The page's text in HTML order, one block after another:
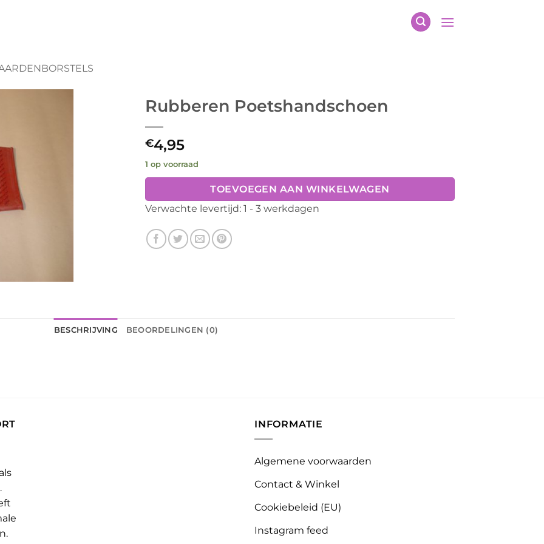
Rubberen Poetshandschoen
€4,95
1 op voorraad
TOEVOEGEN AAN WINKELWAGEN
Verwachte levertijd: 1 - 3 werkdagen
BESCHRIJVING BEOORDELINGEN (0)
INFORMATIE
Algemene voorwaarden
Contact & Winkel
Cookiebeleid (EU)
Instagram feed